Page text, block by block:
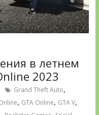
в летнем
2023
Grand Theft Auto,
, GTA Online, GTA V,